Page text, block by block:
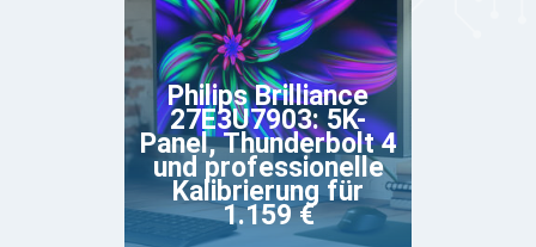
Philips Brilliance
27E3U7903: 5K-
Panel, Thunderbolt 4
und professionelle
Kalibrierung für
1.159 €